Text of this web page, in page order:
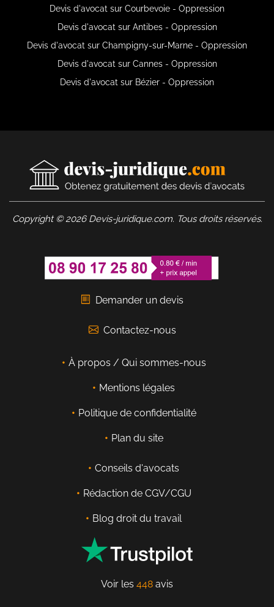
Devis d'avocat sur Courbevoie - Oppression
Devis d'avocat sur Antibes - Oppression
Devis d'avocat sur Champigny-sur-Marne - Oppression
Devis d'avocat sur Cannes - Oppression
Devis d'avocat sur Bézier - Oppression
Copyright © 2026 Devis-juridique.com. Tous droits réservés.
Demander un devis
Contactez-nous
À propos / Qui sommes-nous
Mentions légales
Politique de confidentialité
Plan du site
Conseils d'avocats
Rédaction de CGV/CGU
Blog droit du travail
Voir les 448 avis